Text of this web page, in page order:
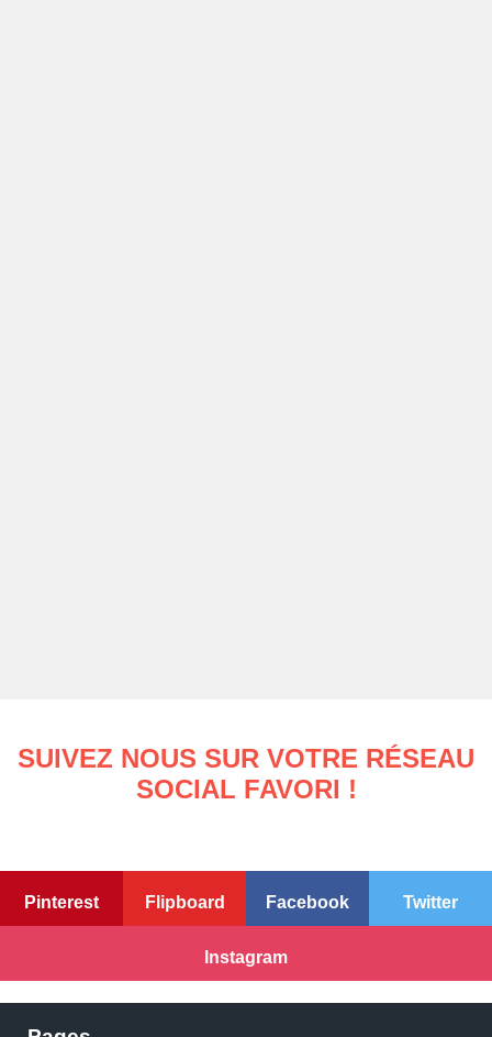
SUIVEZ NOUS SUR VOTRE RÉSEAU
SOCIAL FAVORI !
Pinterest Flipboard Facebook Twitter
Instagram